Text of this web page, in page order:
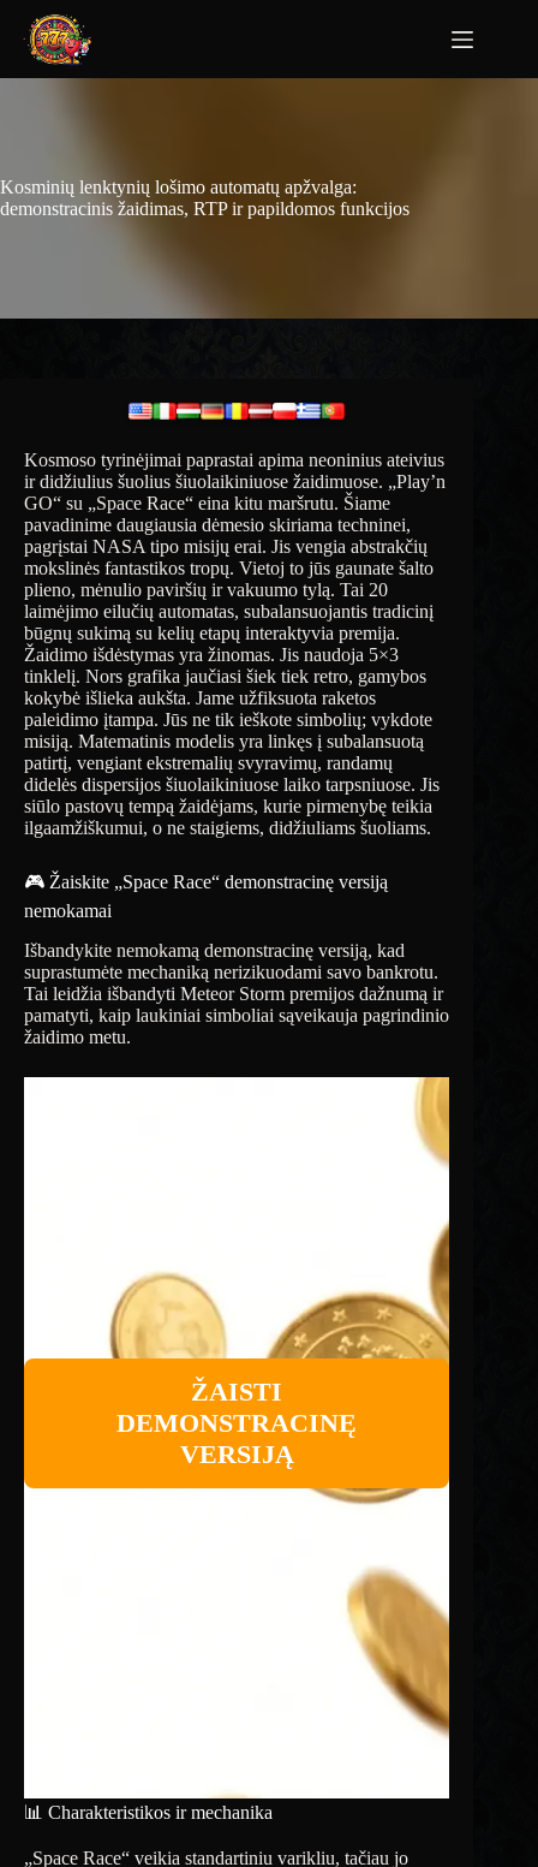
Kosminių lenktynių lošimo automatų apžvalga:
demonstracinis žaidimas, RTP ir papildomos funkcijos
Kosmoso tyrinėjimai paprastai apima neoninius ateivius
ir didžiulius šuolius šiuolaikiniuose žaidimuose. „Play’n
GO“ su ​​„Space Race“ eina kitu maršrutu. Šiame
pavadinime daugiausia dėmesio skiriama techninei,
pagrįstai NASA tipo misijų erai. Jis vengia abstrakčių
mokslinės fantastikos tropų. Vietoj to jūs gaunate šalto
plieno, mėnulio paviršių ir vakuumo tylą. Tai 20
laimėjimo eilučių automatas, subalansuojantis tradicinį
būgnų sukimą su kelių etapų interaktyvia premija.
Žaidimo išdėstymas yra žinomas. Jis naudoja 5×3
tinklelį. Nors grafika jaučiasi šiek tiek retro, gamybos
kokybė išlieka aukšta. Jame užfiksuota raketos
paleidimo įtampa. Jūs ne tik ieškote simbolių; vykdote
misiją. Matematinis modelis yra linkęs į subalansuotą
patirtį, vengiant ekstremalių svyravimų, randamų
didelės dispersijos šiuolaikiniuose laiko tarpsniuose. Jis
siūlo pastovų tempą žaidėjams, kurie pirmenybę teikia
ilgaamžiškumui, o ne staigiems, didžiuliams šuoliams.
🎮 Žaiskite „Space Race“ demonstracinę versiją
nemokamai
Išbandykite nemokamą demonstracinę versiją, kad
suprastumėte mechaniką nerizikuodami savo bankrotu.
Tai leidžia išbandyti Meteor Storm premijos dažnumą ir
pamatyti, kaip laukiniai simboliai sąveikauja pagrindinio
žaidimo metu.
ŽAISTI
DEMONSTRACINĘ
VERSIJĄ
📊 Charakteristikos ir mechanika
„Space Race“ veikia standartiniu varikliu, tačiau jo